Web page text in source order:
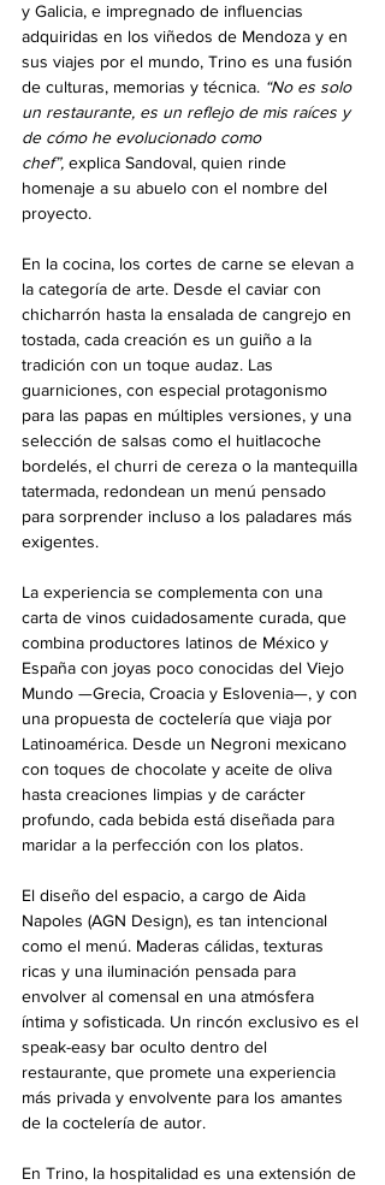
y Galicia, e impregnado de influencias
adquiridas en los viñedos de Mendoza y en
sus viajes por el mundo, Trino es una fusión
de culturas, memorias y técnica. “No es solo
un restaurante, es un reflejo de mis raíces y
de cómo he evolucionado como
chef”, explica Sandoval, quien rinde
homenaje a su abuelo con el nombre del
proyecto.
En la cocina, los cortes de carne se elevan a
la categoría de arte. Desde el caviar con
chicharrón hasta la ensalada de cangrejo en
tostada, cada creación es un guiño a la
tradición con un toque audaz. Las
guarniciones, con especial protagonismo
para las papas en múltiples versiones, y una
selección de salsas como el huitlacoche
bordelés, el churri de cereza o la mantequilla
tatermada, redondean un menú pensado
para sorprender incluso a los paladares más
exigentes.
La experiencia se complementa con una
carta de vinos cuidadosamente curada, que
combina productores latinos de México y
España con joyas poco conocidas del Viejo
Mundo —Grecia, Croacia y Eslovenia—, y con
una propuesta de coctelería que viaja por
Latinoamérica. Desde un Negroni mexicano
con toques de chocolate y aceite de oliva
hasta creaciones limpias y de carácter
profundo, cada bebida está diseñada para
maridar a la perfección con los platos.
El diseño del espacio, a cargo de Aida
Napoles (AGN Design), es tan intencional
como el menú. Maderas cálidas, texturas
ricas y una iluminación pensada para
envolver al comensal en una atmósfera
íntima y sofisticada. Un rincón exclusivo es el
speak-easy bar oculto dentro del
restaurante, que promete una experiencia
más privada y envolvente para los amantes
de la coctelería de autor.
En Trino, la hospitalidad es una extensión de